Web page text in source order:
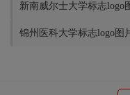
新南威尔士大学标志logo
锦州医科大学标志logo图